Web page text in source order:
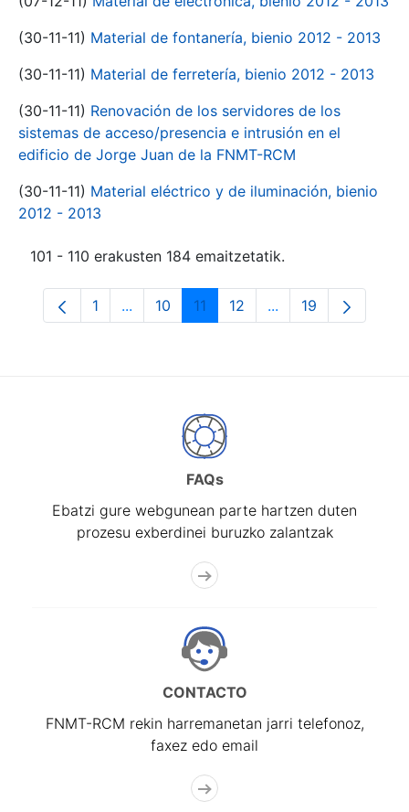
(30-11-11) Material de fontanería, bienio 2012 - 2013
(30-11-11) Material de ferretería, bienio 2012 - 2013
(30-11-11) Renovación de los servidores de los
sistemas de acceso/presencia e intrusión en el
edificio de Jorge Juan de la FNMT-RCM
(30-11-11) Material eléctrico y de iluminación, bienio
2012 - 2013
101 - 110 erakusten 184 emaitzetatik.
Orrialdea
1 ...Intermediate Pages Use TAB to navigate.
Orrialdea
10 Orrialdea
11 Orrialdea
12 ...Intermediate
Orrialdea
19
FAQs
Ebatzi gure webgunean parte hartzen duten
prozesu exberdinei buruzko zalantzak
CONTACTO
FNMT-RCM rekin harremanetan jarri telefonoz,
faxez edo email